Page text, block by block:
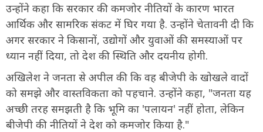
उन्होंने कहा कि सरकार की कमजोर नीतियों के कारण भारत
आर्थिक और सामरिक संकट में घिर गया है. उन्होंने चेतावनी दी कि
अगर सरकार ने किसानों, उद्योगों और युवाओं की समस्याओं पर
ध्यान नहीं दिया, तो देश की स्थिति और दयनीय होगी.
अखिलेश ने जनता से अपील की कि वह बीजेपी के खोखले वादों
को समझे और वास्तविकता को पहचाने. उन्होंने कहा, "जनता यह
अच्छी तरह समझती है कि भूमि का 'पलायन' नहीं होता, लेकिन
बीजेपी की नीतियों ने देश को कमजोर किया है."